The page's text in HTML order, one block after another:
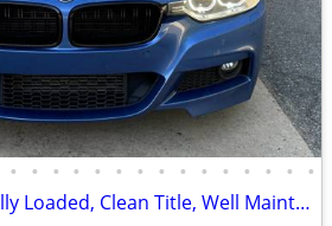
• • • • • • • • • • • • • • •
BMW 328i XDrive, Fully Loaded, Clean Title, Well Maintained, Mint